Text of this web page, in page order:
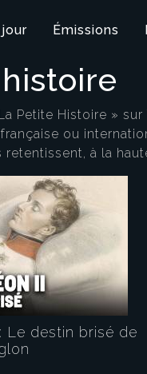
Émissions
Petite Histoire »
ou
à la
Le destin brisé de